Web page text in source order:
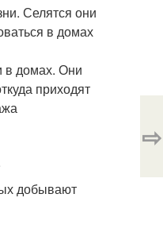
Селятся они
в домах
в домах. Они
приходят
добывают
⇨